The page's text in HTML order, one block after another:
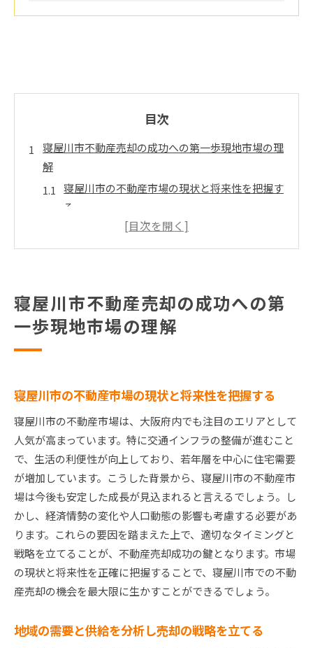
目次
寝屋川市不動産売却の成功への第一歩現地市場の理
解
寝屋川市の不動産市場の現状と将来性を把握す
る
地域の需要と供給を分析し売却の戦略を立てる
寝屋川市の不動産価値を左右する要因を理解す
選定
地元の不動産エージェントから得られる市場情
地域特性を活かした寝屋川市の不動産売却プロモー
寝屋川市独自の魅力を伝えるプロモーション方
法
オンラインとオフラインを融合した効果的な広
告戦略
地域イベントを利用した潜在購入者へのアプロ
ーチ
ターゲット層に合わせたカスタマイズドマーケ
ティング
寝屋川市の生活環境を強調した物件紹介
ーション
寝屋川市不動産売却の成功への第
一歩現地市場の理解
寝屋川市の不動産市場の現状と将来性を把握する
寝屋川市の不動産市場は、大阪府内でも注目のエリアとして
人気が高まっています。特に交通インフラの整備が進むこと
で、生活の利便性が向上しており、若年層を中心に住宅需要
が増加しています。こうした背景から、寝屋川市の不動産市
場は今後も安定した成長が見込まれると言えるでしょう。し
かし、経済情勢の変化や人口動態の影響も考慮する必要があ
ります。これらの要因を踏まえた上で、適切なタイミングと
戦略を立てることが、不動産売却成功の鍵となります。市場
の現状と将来性を正確に把握することで、寝屋川市での不動
産売却の機会を最大限に生かすことができるでしょう。
地域の需要と供給を分析し売却の戦略を立てる